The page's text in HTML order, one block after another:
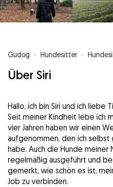
Gudog » Hundesitter »
Über Siri
Hallo, ich bin Siri und ich liebe
Seit meiner Kindheit lebe ich
vier Jahren haben wir einen
aufgenommen, den ich
habe. Auch die Hunde meiner
regelmäßig ausgeführt und
gemerkt, wie schön es ist,
Job zu verbinden.